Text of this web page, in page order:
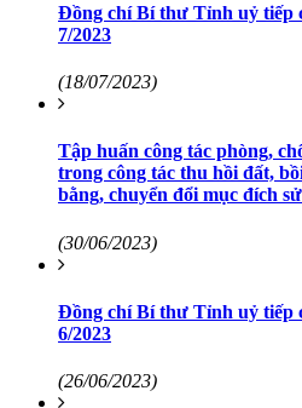
Đồng chí Bí thư Tỉnh uỷ tiếp
7/2023
(18/07/2023)
Tập huấn công tác phòng,
trong công tác thu hồi đất,
bằng, chuyển đổi mục đích
(30/06/2023)
Đồng chí Bí thư Tỉnh uỷ tiếp
6/2023
(26/06/2023)